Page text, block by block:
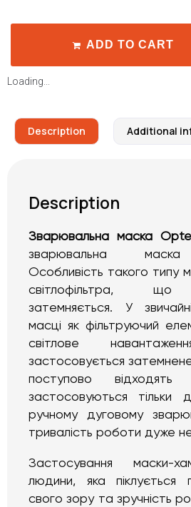
ADD TO CART
Loading...
Description Additional
Description
Зварювальна маска
зварювальна маска
Особливість такого типу
світлофільтра, що
затемняється. У
масці як фільтруючий
світлове
застосовується
поступово
застосовуються тільки
ручному дуговому
тривалість роботи дуже
Застосування маски-
людини, яка піклується
свого зору та зручність